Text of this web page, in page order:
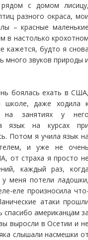
с домом
разного окраса,
– красные
в настолько
кажется, будто я
много звуков природы
боялась ехать в
школе, даже ходила
на занятиях у
язык на курсах
Потом я учила язык
и уже не
от страха я просто
каждый раз,
меня потели
еле произносила
атаки
спасибо американцам
выросли в Осетии и
слышали насмешки